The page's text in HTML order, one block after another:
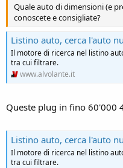
Quale auto di dimensioni (e
conoscete e consigliate?
Listino auto, cerca l'auto
Il motore di ricerca nel listino
tra cui filtrare.
www.alvolante.it
Queste plug in fino 60'000
Listino auto, cerca l'auto
Il motore di ricerca nel listino
tra cui filtrare.